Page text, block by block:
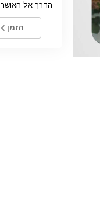
חקירות
יסודות ההתארגנות
הדרך אל האושר
הזמן